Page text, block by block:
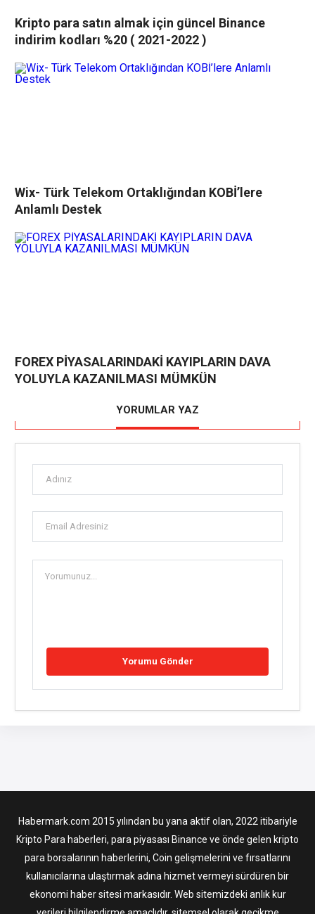
Kripto para satın almak için güncel Binance
indirim kodları %20 ( 2021-2022 )
Wix- Türk Telekom Ortaklığından KOBİ’lere
Anlamlı Destek
FOREX PİYASALARINDAKİ KAYIPLARIN DAVA
YOLUYLA KAZANILMASI MÜMKÜN
YORUMLAR YAZ
Habermark.com 2015 yılından bu yana aktif olan, 2022 itibariyle
Kripto Para haberleri, para piyasası Binance ve önde gelen kripto
para borsalarının haberlerini, Coin gelişmelerini ve fırsatlarını
kullanıcılarına ulaştırmak adına hizmet vermeyi sürdüren bir
ekonomi haber sitesi markasıdır. Web sitemizdeki anlık kur